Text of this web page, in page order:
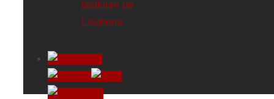
biciklom do
Lisabona